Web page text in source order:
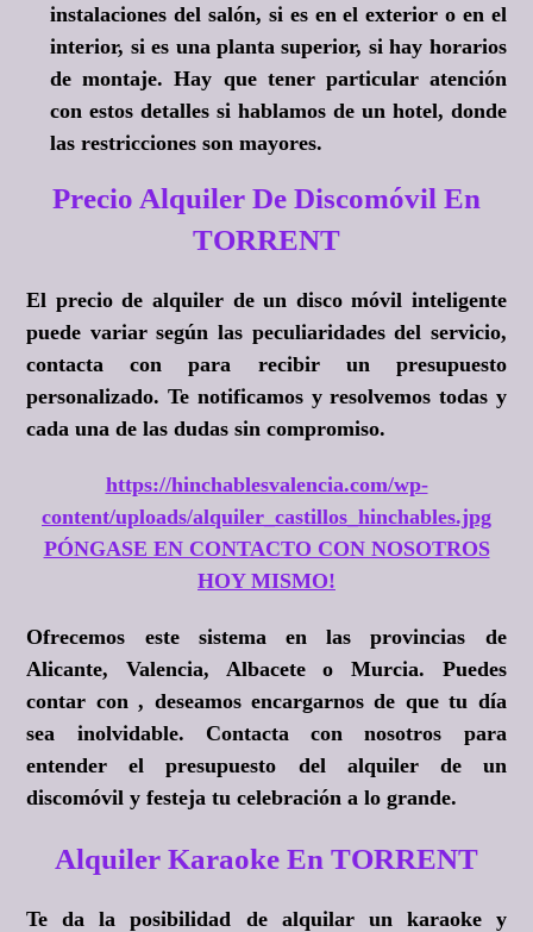
instalaciones del salón, si es en el exterior o en el
interior, si es una planta superior, si hay horarios
de montaje. Hay que tener particular atención
con estos detalles si hablamos de un hotel, donde
las restricciones son mayores.
Precio Alquiler De Discomóvil En
TORRENT
El precio de alquiler de un disco móvil inteligente
puede variar según las peculiaridades del servicio,
contacta con para recibir un presupuesto
personalizado. Te notificamos y resolvemos todas y
cada una de las dudas sin compromiso.
https://hinchablesvalencia.com/wp-
content/uploads/alquiler_castillos_hinchables.jpg
PÓNGASE EN CONTACTO CON NOSOTROS
HOY MISMO!
Ofrecemos este sistema en las provincias de
Alicante, Valencia, Albacete o Murcia. Puedes
contar con , deseamos encargarnos de que tu día
sea inolvidable. Contacta con nosotros para
entender el presupuesto del alquiler de un
discomóvil y festeja tu celebración a lo grande.
Alquiler Karaoke En TORRENT
Te da la posibilidad de alquilar un karaoke y